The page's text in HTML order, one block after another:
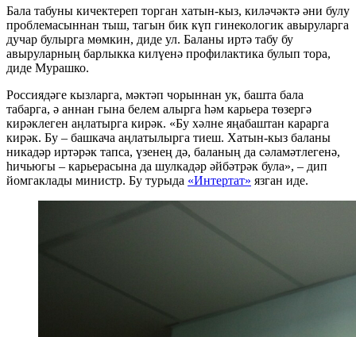
Бала табуны кичектереп торган хатын-кыз, киләчәктә әни булу
проблемасыннан тыш, тагын бик күп гинекологик авыруларга
дучар булырга мөмкин, диде ул. Баланы иртә табу бу
авыруларның барлыкка килүенә профилактика булып тора,
диде Мурашко.
Россиядәге кызларга, мәктәп чорыннан ук, башта бала
табарга, ә аннан гына белем алырга һәм карьера төзергә
кирәклеген аңлатырга кирәк. «Бу хәлне яңабаштан карарга
кирәк. Бу – башкача аңлатылырга тиеш. Хатын-кыз баланы
никадәр иртәрәк тапса, үзенең дә, баланың да сәламәтлегенә,
һичьюгы – карьерасына да шулкадәр әйбәтрәк була», – дип
йомгаклады министр. Бу турыда «Интертат» язган иде.